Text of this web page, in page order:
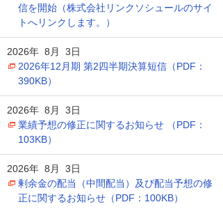
信を開始（株式会社リンクソシュールのサイ
トへリンクします。）
2026年 8月 3日
2026年12月期 第2四半期決算短信（PDF：
390KB）
2026年 8月 3日
業績予想の修正に関するお知らせ （PDF：
103KB）
2026年 8月 3日
剰余金の配当（中間配当）及び配当予想の修
正に関するお知らせ（PDF：100KB）